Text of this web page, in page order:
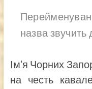
назва звучить
Ім’я Чорних
на честь